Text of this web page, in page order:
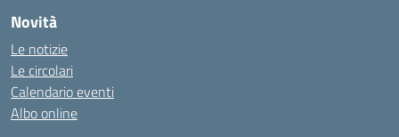
Novità
Le notizie
Le circolari
Calendario eventi
Albo online